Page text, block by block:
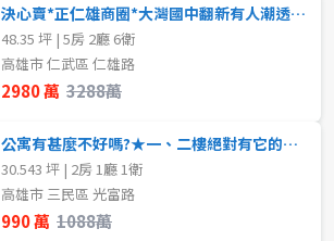
決心賣*正仁雄商圈*大灣國中翻新有人潮透天店面
48.35 坪 | 5房 2廳 6衛
高雄市 仁武區 仁雄路
2980 萬 3288萬
公寓有甚麼不好嗎?★一、二樓絕對有它的價值所在
30.543 坪 | 2房 1廳 1衛
高雄市 三民區 光富路
990 萬 1088萬